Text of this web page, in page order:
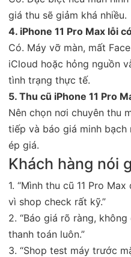
giá thu sẽ giảm khá nhiều.
4. iPhone 11 Pro Max lỗi
Có. Máy vỡ màn, mất
iCloud hoặc hỏng nguồn
tình trạng thực tế.
5. Thu cũ iPhone 11 Pro
Nên chọn nơi chuyên thu
tiếp và báo giá minh bạch
ép giá.
Khách hàng nói
1. “Mình thu cũ 11 Pro
vì shop check rất kỹ.”
2. “Báo giá rõ ràng,
thanh toán luôn.”
3. “Shop test máy trước